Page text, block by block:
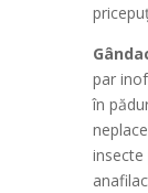
par
în